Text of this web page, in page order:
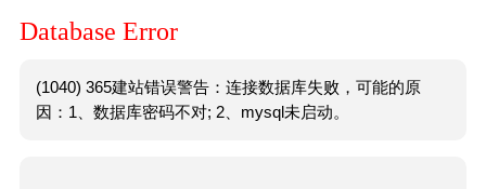
Database Error
(1040) 365建站错误警告：连接数据库失败，可能的原
因：1、数据库密码不对; 2、mysql未启动。